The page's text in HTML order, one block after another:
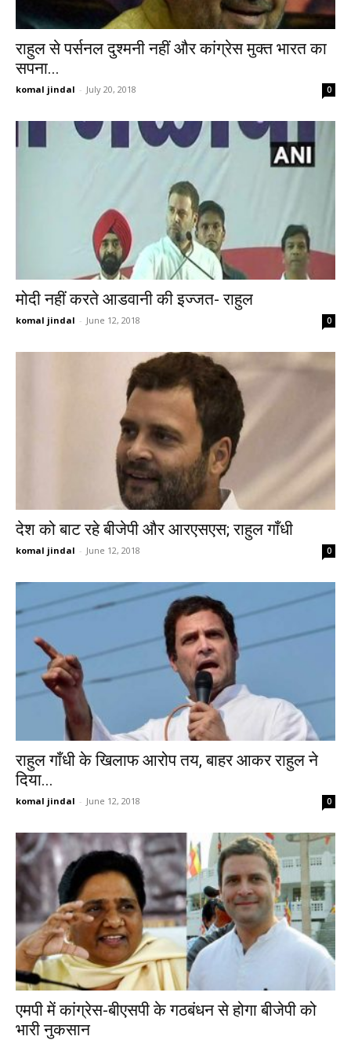
राहुल से पर्सनल दुश्मनी नहीं और कांग्रेस मुक्त भारत का
सपना...
komal jindal - July 20, 2018 0
मोदी नहीं करते आडवानी की इज्जत- राहुल
komal jindal - June 12, 2018 0
देश को बाट रहे बीजेपी और आरएसएस; राहुल गाँधी
komal jindal - June 12, 2018 0
राहुल गाँधी के खिलाफ आरोप तय, बाहर आकर राहुल ने
दिया...
komal jindal - June 12, 2018 0
एमपी में कांग्रेस-बीएसपी के गठबंधन से होगा बीजेपी को
भारी नुकसान